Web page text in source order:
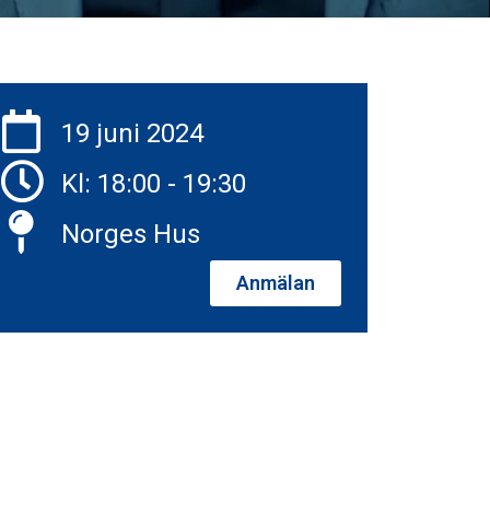
19 juni 2024
Kl: 18:00 - 19:30
Norges Hus
Anmälan